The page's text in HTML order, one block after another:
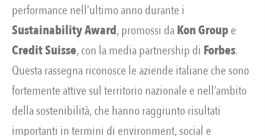
performance nell’ultimo anno durante i
Sustainability Award, promossi da Kon Groupe
Credit Suisse, con la media partnership di Forbes.
Questa rassegna riconosce le aziende italiane che sono
fortemente attive sul territorio nazionale e nell’ambito
della sostenibilità, che hanno raggiunto risultati
importanti in termini di environment, social e